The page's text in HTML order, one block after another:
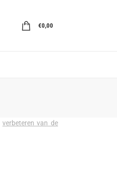
€0,00
verbeteren van de